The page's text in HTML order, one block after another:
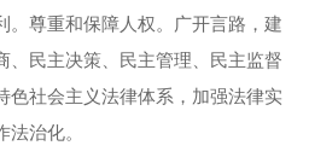
。尊重和保障人权。广开言路，建
、民主决策、民主管理、民主监督
色社会主义法律体系，加强法律实
治化。